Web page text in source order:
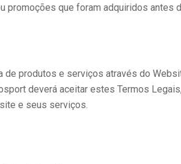
que foram adquiridos antes
de produtos e serviços através do
deverá aceitar estes Termos
e seus serviços.